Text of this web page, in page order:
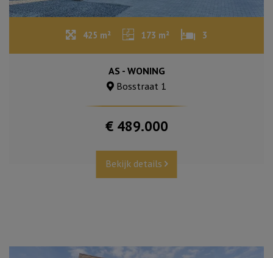
425 m² 173 m² 3
AS - WONING
Bosstraat 1
€ 489.000
Bekijk details